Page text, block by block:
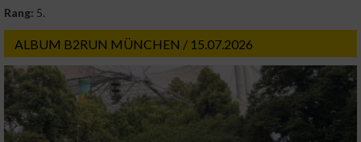
Rang: 5.
ALBUM B2RUN MÜNCHEN / 15.07.2026